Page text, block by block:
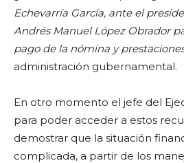
Echevarría García, ante el
Andrés Manuel López Obrador
pago de la nómina y
administración gubernamental.
En otro momento el jefe del
para poder acceder a estos
demostrar que la situación
complicada, a partir de los